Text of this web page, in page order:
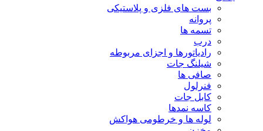
بست های فلزی و پلاستیکی
پروانه
تسمه ها
درب
رادیاتورها و اجزای مربوطه
شیلنگ جات
صافی ها
فنرلول
کابل جات
کاسه نمدها
لوله ها و خرطومی هواکش